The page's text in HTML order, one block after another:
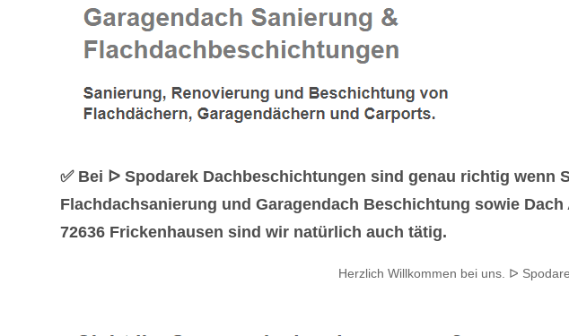
✅ Bei ᐅ Spodarek Dachbeschichtungen sind genau richtig
Flachdachsanierung und Garagendach Beschichtung sowie
72636 Frickenhausen sind wir natürlich auch tätig.
Herzlich Willkommen bei uns. ᐅ